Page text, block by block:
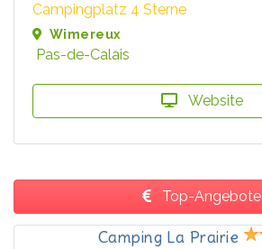
Campingplatz 4 Sterne
Wimereux
Pas-de-Calais
Website
Top-Angebote
Camping La Prairie